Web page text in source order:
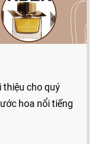
thiệu cho quý
hoa nổi tiếng